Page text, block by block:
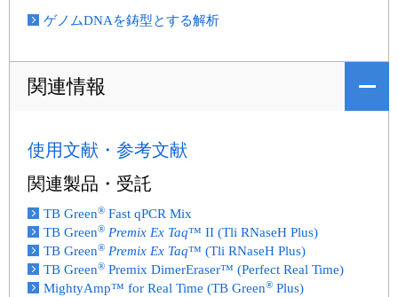
ゲノムDNAを鋳型とする解析
関連情報
使用文献・参考文献
関連製品・受託
TB Green® Fast qPCR Mix
TB Green® Premix Ex Taq™ II (Tli RNaseH Plus)
TB Green® Premix Ex Taq™ (Tli RNaseH Plus)
TB Green® Premix DimerEraser™ (Perfect Real Time)
MightyAmp™ for Real Time (TB Green® Plus)